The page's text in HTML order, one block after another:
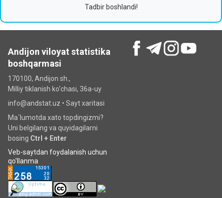
Tadbir boshlandi!
Andijon viloyat statistika
boshqarmasi
170100, Andijon sh.,
Milliy tiklanish ko‘chаsi, 36a-uy
info@andstat.uz • Sayt xaritasi
Ma`lumotda xato topdingizmi?
Uni belgilang va quyidagilarni
bosing Ctrl + Enter
Veb-saytdan foydalanish uchun
qo'llanma